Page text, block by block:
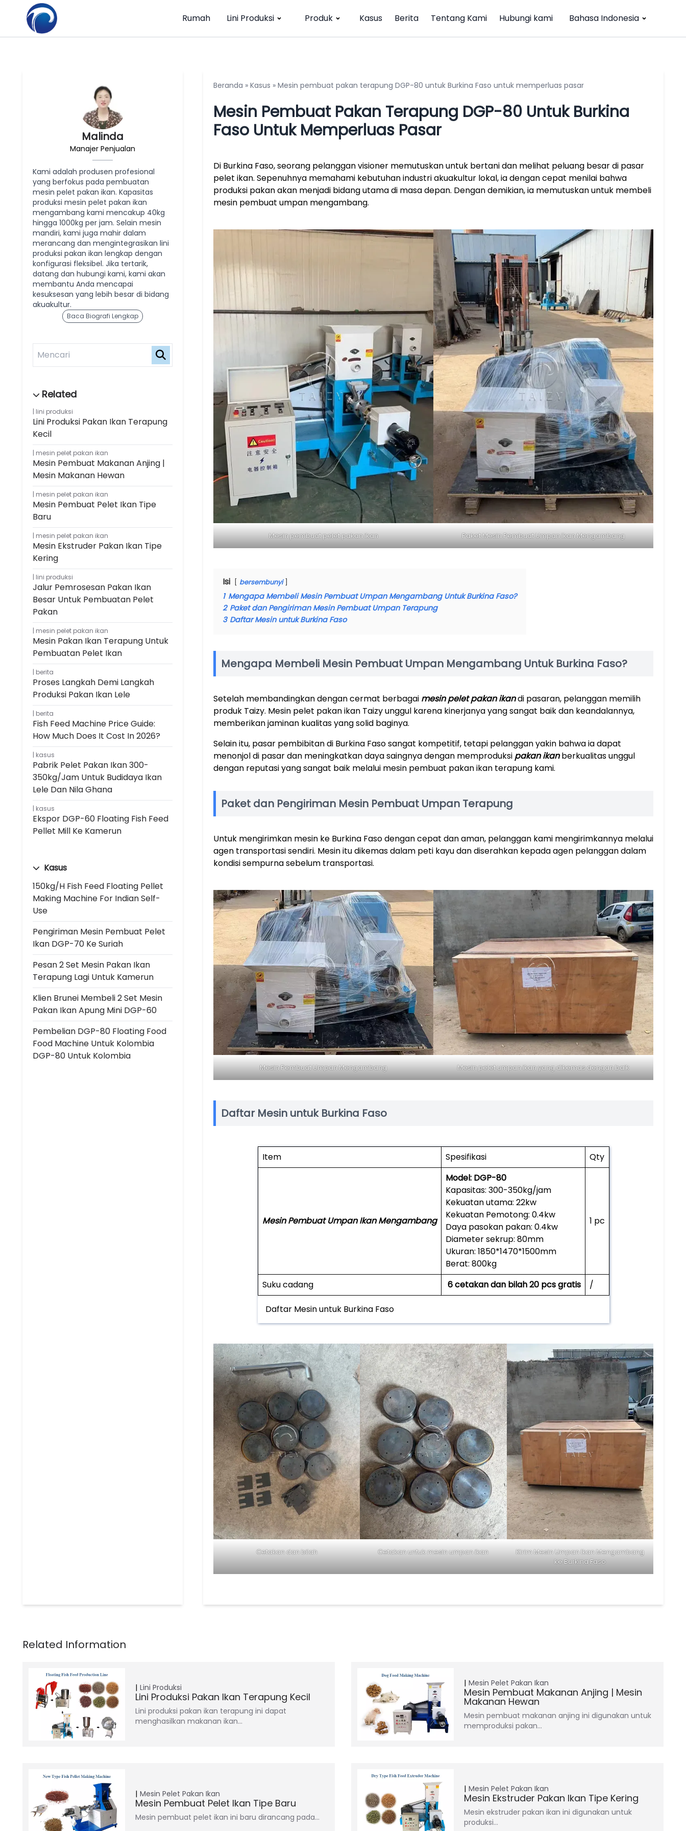
Rumah Lini Produksi Produk Kasus Berita Tentang Kami Hubungi kami Bahasa Indonesia
Malinda
Manajer Penjualan
Kami adalah produsen profesional
yang berfokus pada pembuatan
mesin pelet pakan ikan. Kapasitas
produksi mesin pelet pakan ikan
mengambang kami mencakup 40kg
hingga 1000kg per jam. Selain mesin
mandiri, kami juga mahir dalam
merancang dan mengintegrasikan lini
produksi pakan ikan lengkap dengan
konfigurasi fleksibel. Jika tertarik,
datang dan hubungi kami, kami akan
membantu Anda mencapai
kesuksesan yang lebih besar di bidang
akuakultur.
Baca Biografi Lengkap
lini produksi
Lini Produksi Pakan Ikan Terapung
Kecil
mesin pelet pakan ikan
Mesin Pembuat Makanan Anjing |
Mesin Makanan Hewan
mesin pelet pakan ikan
Mesin Pembuat Pelet Ikan Tipe
Baru
mesin pelet pakan ikan
Mesin Ekstruder Pakan Ikan Tipe
Kering
lini produksi
Jalur Pemrosesan Pakan Ikan
Besar Untuk Pembuatan Pelet
Pakan
mesin pelet pakan ikan
Mesin Pakan Ikan Terapung Untuk
Pembuatan Pelet Ikan
berita
Proses Langkah Demi Langkah
Produksi Pakan Ikan Lele
berita
Fish Feed Machine Price Guide:
How Much Does It Cost In 2026?
kasus
Pabrik Pelet Pakan Ikan 300-
350kg/jam Untuk Budidaya Ikan
Lele Dan Nila Ghana
kasus
Ekspor DGP-60 Floating Fish Feed
Pellet Mill Ke Kamerun
Kasus
150kg/h Fish Feed Floating Pellet
Making Machine For Indian Self-
Use
Pengiriman Mesin Pembuat Pelet
Ikan DGP-70 Ke Suriah
Pesan 2 Set Mesin Pakan Ikan
Terapung Lagi Untuk Kamerun
Klien Brunei Membeli 2 Set Mesin
Pakan Ikan Apung Mini DGP-60
Pembelian DGP-80 Floating Food
Food Machine Untuk Kolombia
DGP-80 Untuk Kolombia
Beranda » Kasus » Mesin pembuat pakan terapung DGP-80 untuk Burkina Faso untuk memperluas pasar
Mesin Pembuat Pakan Terapung DGP-80 Untuk Burkina
Faso Untuk Memperluas Pasar
Di Burkina Faso, seorang pelanggan visioner memutuskan untuk bertani dan melihat peluang besar di pasar
pelet ikan. Sepenuhnya memahami kebutuhan industri akuakultur lokal, ia dengan cepat menilai bahwa
produksi pakan akan menjadi bidang utama di masa depan. Dengan demikian, ia memutuskan untuk membeli
mesin pembuat umpan mengambang.
Mesin pembuat pelet pakan ikan Paket Mesin Pembuat Umpan Ikan Mengambang
Isi bersembunyi
1 Mengapa Membeli Mesin Pembuat Umpan Mengambang Untuk Burkina Faso?
2 Paket dan Pengiriman Mesin Pembuat Umpan Terapung
3 Daftar Mesin untuk Burkina Faso
Mengapa Membeli Mesin Pembuat Umpan Mengambang Untuk Burkina Faso?
Setelah membandingkan dengan cermat berbagai mesin pelet pakan ikandi pasaran, pelanggan memilih
produk Taizy. Mesin pelet pakan ikan Taizy unggul karena kinerjanya yang sangat baik dan keandalannya,
memberikan jaminan kualitas yang solid baginya.
Selain itu, pasar pembibitan di Burkina Faso sangat kompetitif, tetapi pelanggan yakin bahwa ia dapat
menonjol di pasar dan meningkatkan daya saingnya dengan memproduksi pakan ikanberkualitas unggul
dengan reputasi yang sangat baik melalui mesin pembuat pakan ikan terapung kami.
Paket dan Pengiriman Mesin Pembuat Umpan Terapung
Untuk mengirimkan mesin ke Burkina Faso dengan cepat dan aman, pelanggan kami mengirimkannya melalui
agen transportasi sendiri. Mesin itu dikemas dalam peti kayu dan diserahkan kepada agen pelanggan dalam
kondisi sempurna sebelum transportasi.
Mesin Pembuat Umpan Mengambang Mesin pelet umpan ikan yang dikemas dengan baik
Daftar Mesin untuk Burkina Faso
Item Spesifikasi Qty
Mesin Pembuat Umpan Ikan Mengambang
Model: DGP-80
Kapasitas: 300-350kg/jam
Kekuatan utama: 22kw
Kekuatan Pemotong: 0.4kw
Daya pasokan pakan: 0.4kw
Diameter sekrup: 80mm
Ukuran: 1850*1470*1500mm
Berat: 800kg
1 pc
Suku cadang 6 cetakan dan bilah 20 pcs gratis /
Daftar Mesin untuk Burkina Faso
Cetakan dan bilah Cetakan untuk mesin umpan ikan
Kirim Mesin Umpan Ikan Mengambang
ke Burkina Faso
Lini Produksi
Lini Produksi Pakan Ikan Terapung Kecil
Lini produksi pakan ikan terapung ini dapat
menghasilkan makanan ikan…
Mesin Pelet Pakan Ikan
Mesin Pembuat Makanan Anjing | Mesin
Makanan Hewan
Mesin pembuat makanan anjing ini digunakan untuk
memproduksi pakan…
Mesin Pelet Pakan Ikan
Mesin Pembuat Pelet Ikan Tipe Baru
Mesin pembuat pelet ikan ini baru dirancang pada…
Mesin Pelet Pakan Ikan
Mesin Ekstruder Pakan Ikan Tipe Kering
Mesin ekstruder pakan ikan ini digunakan untuk
produksi…